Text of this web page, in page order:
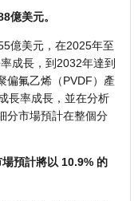
億美元。
億美元，在2025年至
成長，到2032年達到
偏氟乙烯（PVDF）產
長率成長，並在分析
分市場預計在整個分
預計將以 10.9% 的